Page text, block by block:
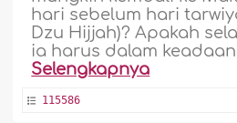
hari sebelum hari
Dzu Hijjah)? Apakah
ia harus dalam
Selengkapnya
115586